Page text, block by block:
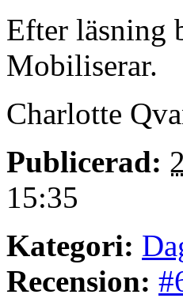
Efter läsning
Mobiliserar.
Charlotte
Publicerad:
15:35
Kategori:
Recension: